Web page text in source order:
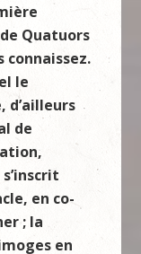
Quatuors
connaissez.
le
d’ailleurs
de
en co-
; la
en